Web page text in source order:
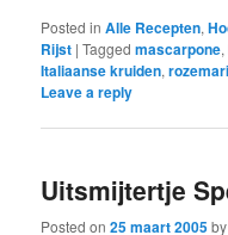
Posted in Alle Recepten,
Rijst |Tagged mascarpone,
Italiaanse kruiden,
Leave a reply
Uitsmijtertje
Posted on25 maart 2005